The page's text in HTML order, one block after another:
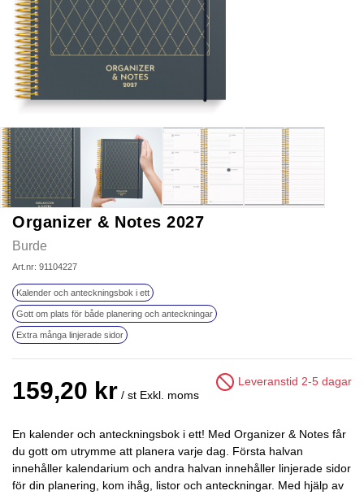
Organizer & Notes 2027
Burde
Art.nr: 91104227
Kalender och anteckningsbok i ett
Gott om plats för både planering och anteckningar
Extra många linjerade sidor
159,20 kr / st Exkl. moms
Leveranstid 2-5 dagar
En kalender och anteckningsbok i ett! Med Organizer & Notes får
du gott om utrymme att planera varje dag. Första halvan
innehåller kalendarium och andra halvan innehåller linjerade sidor
för din planering, kom ihåg, listor och anteckningar. Med hjälp av